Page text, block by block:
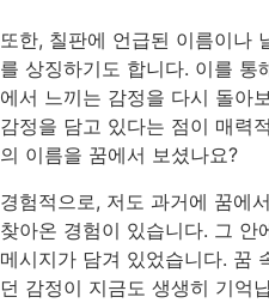
또한, 칠판에 언급된 이름이나
를 상징하기도 합니다. 이를 통
에서 느끼는 감정을 다시 돌아
감정을 담고 있다는 점이 매력
의 이름을 꿈에서 보셨나요?
경험적으로, 저도 과거에 꿈에
찾아온 경험이 있습니다. 그
메시지가 담겨 있었습니다. 꿈
던 감정이 지금도 생생히 기억